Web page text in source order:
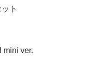
ト
mini ver.